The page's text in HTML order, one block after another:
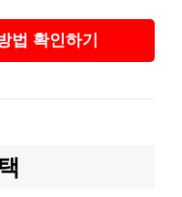
법 확인하기